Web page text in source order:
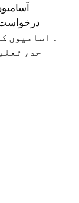
درخواست
حد،